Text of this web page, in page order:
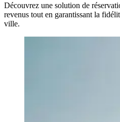
Découvrez une solution de
revenus tout en garantissant la
ville.